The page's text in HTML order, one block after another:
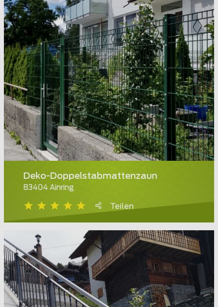
Deko-Doppelstabmattenzaun
83404 Ainring
Teilen